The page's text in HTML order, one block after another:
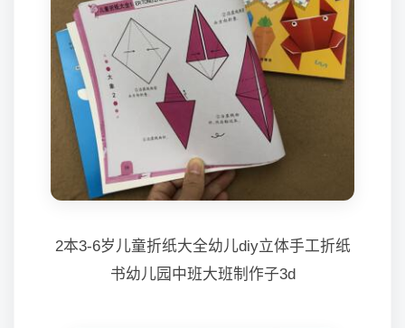
2本3-6岁儿童折纸大全幼儿diy立体手工折纸
书幼儿园中班大班制作子3d